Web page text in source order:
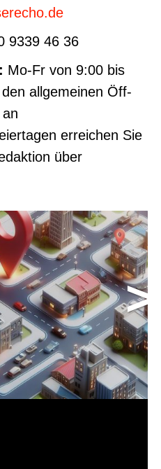
9339 46 36
Mo-Fr von 9:00 bis
all­ge­mei­nen Öff­
errei­chen Sie
über
>